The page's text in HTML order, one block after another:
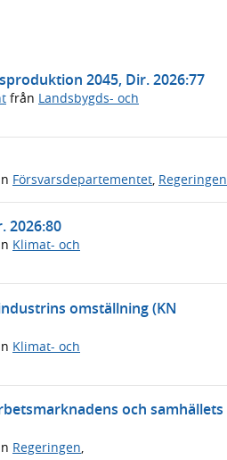
2045, Dir. 2026:77
från Landsbygds- och
Försvarsdepartementet, Regeringen
2026:80
Klimat- och
omställning (KN
Klimat- och
och samhällets
Regeringen,